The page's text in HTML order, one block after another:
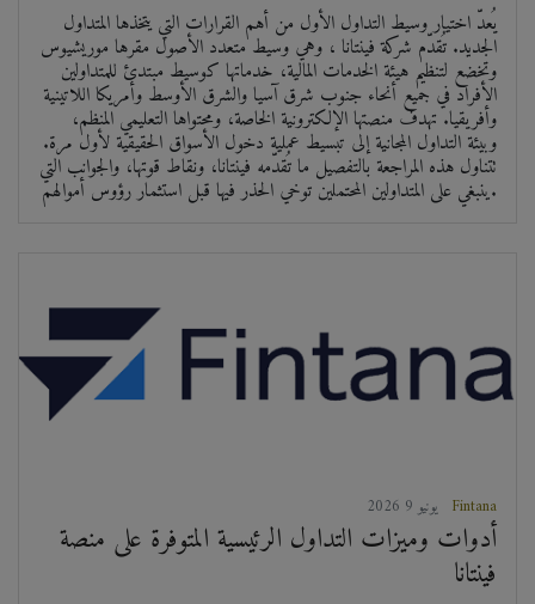
يُعدّ اختيار وسيط التداول الأول من أهم القرارات التي يتخذها المتداول
الجديد. تُقدّم شركة فينتانا ، وهي وسيط متعدد الأصول مقرها موريشيوس
وتخضع لتنظيم هيئة الخدمات المالية، خدماتها كوسيط مبتدئ للمتداولين
الأفراد في جميع أنحاء جنوب شرق آسيا والشرق الأوسط وأمريكا اللاتينية
وأفريقيا. تهدف منصتها الإلكترونية الخاصة، ومحتواها التعليمي المنظم،
وبيئة التداول المجانية إلى تبسيط عملية دخول الأسواق الحقيقية لأول مرة.
تتناول هذه المراجعة بالتفصيل ما تُقدّمه فينتانا، ونقاط قوتها، والجوانب التي
ينبغي على المتداولين المحتملين توخي الحذر فيها قبل استثمار رؤوس أموالهم.
2026 يونيو 9 Fintana
أدوات وميزات التداول الرئيسية المتوفرة على منصة
فينتانا